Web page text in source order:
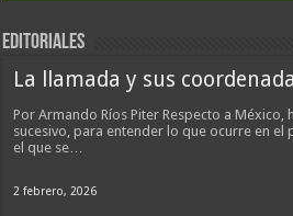
EDITORIALES
La llamada y sus
Por Armando Ríos Piter Respecto a México,
sucesivo, para entender lo que ocurre en el
el que se…
2 febrero, 2026